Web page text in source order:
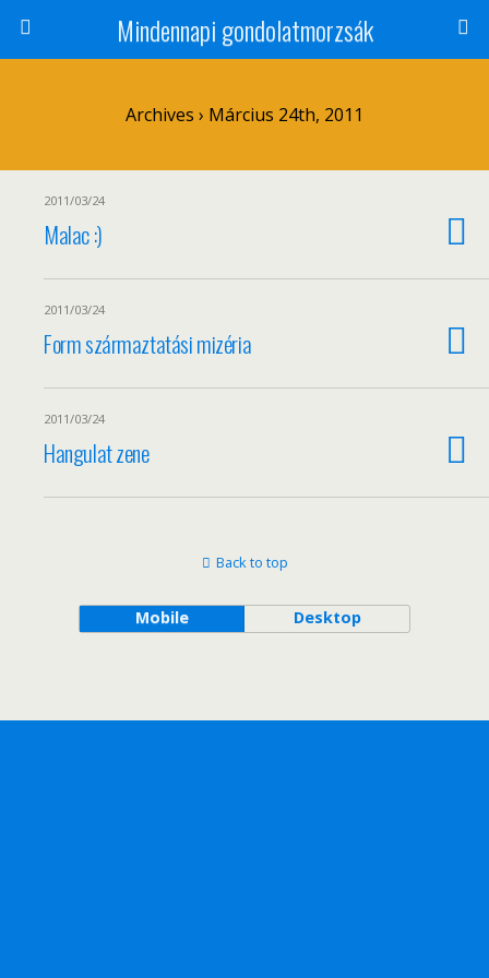
Mindennapi gondolatmorzsák
Archives › Március 24th, 2011
2011/03/24
Malac :)
2011/03/24
Form származtatási mizéria
2011/03/24
Hangulat zene
Back to top
Mobile Desktop